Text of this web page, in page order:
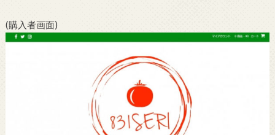
(購入者画面)